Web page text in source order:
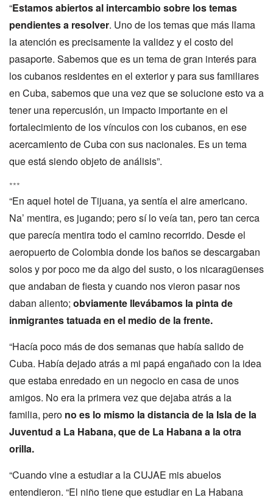
“Estamos abiertos al intercambio sobre los temas
pendientes a resolver. Uno de los temas que más llama
la atención es precisamente la validez y el costo del
pasaporte. Sabemos que es un tema de gran interés para
los cubanos residentes en el exterior y para sus familiares
en Cuba, sabemos que una vez que se solucione esto va a
tener una repercusión, un impacto importante en el
fortalecimiento de los vínculos con los cubanos, en ese
acercamiento de Cuba con sus nacionales. Es un tema
que está siendo objeto de análisis”.
***
“En aquel hotel de Tijuana, ya sentía el aire americano.
Na’ mentira, es jugando; pero sí lo veía tan, pero tan cerca
que parecía mentira todo el camino recorrido. Desde el
aeropuerto de Colombia donde los baños se descargaban
solos y por poco me da algo del susto, o los nicaragüenses
que andaban de fiesta y cuando nos vieron pasar nos
daban aliento; obviamente llevábamos la pinta de
inmigrantes tatuada en el medio de la frente.
“Hacía poco más de dos semanas que había salido de
Cuba. Había dejado atrás a mi papá engañado con la idea
que estaba enredado en un negocio en casa de unos
amigos. No era la primera vez que dejaba atrás a la
familia, pero no es lo mismo la distancia de la Isla de la
Juventud a La Habana, que de La Habana a la otra
orilla.
“Cuando vine a estudiar a la CUJAE mis abuelos
entendieron. “El niño tiene que estudiar en La Habana